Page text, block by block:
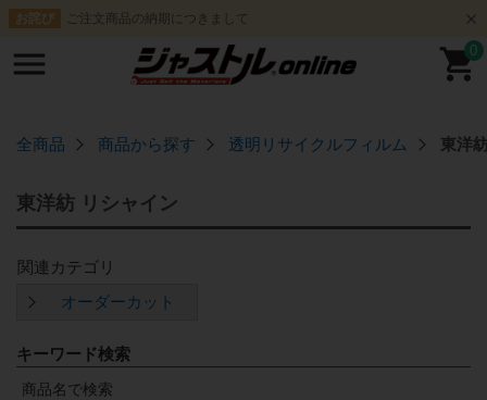
お詫び ご注文商品の納期につきまして
0
全商品 商品から探す 透明リサイクルフィルム 東洋
東洋紡 リシャイン
オーダーカット
キーワード検索
商品名で検索